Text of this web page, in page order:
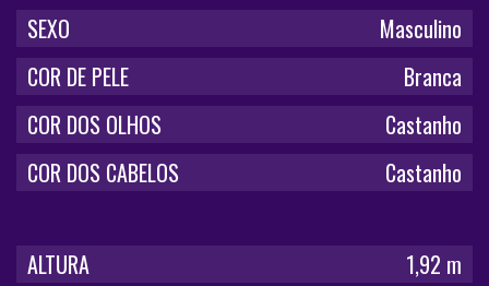
SEXO
Masculino
COR DE PELE
Branca
COR DOS OLHOS
Castanho
COR DOS CABELOS
Castanho
ALTURA 1,92 m